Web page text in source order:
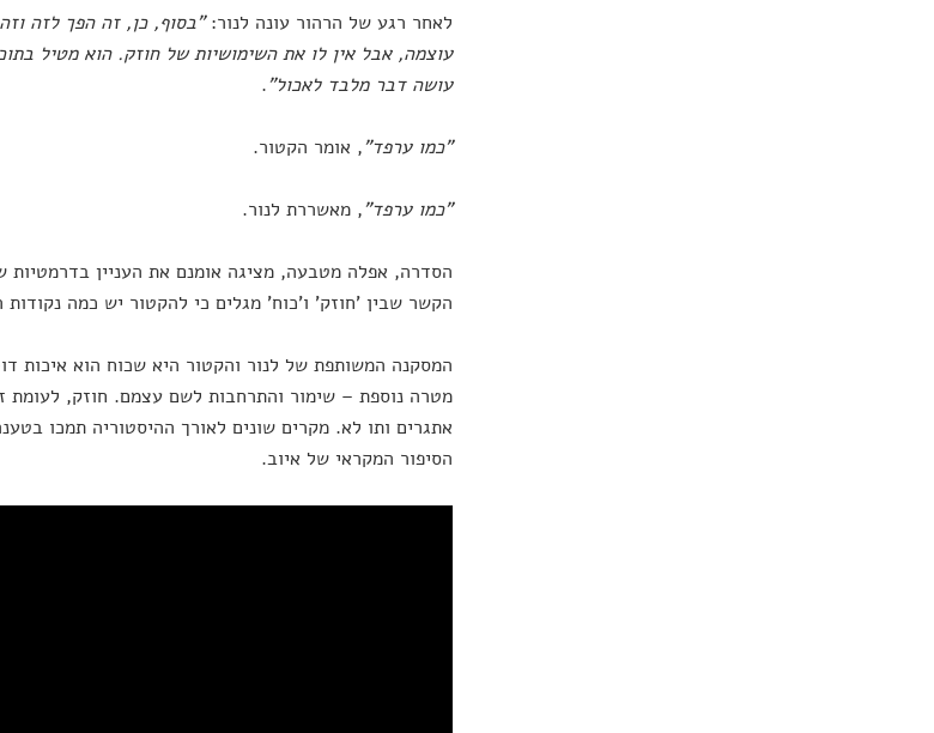
לאחר רגע של הרהור עונה לנור:"בסוף, כן, זה הפך לזה
עוצמה, אבל אין לו את השימושיות של חוזק. הוא מטיל
עושה דבר מלבד לאכול".
"כמו ערפד", אומר הקטור.
"כמו ערפד", מאשררת לנור.
הסדרה, אפלה מטבעה, מציגה אומנם את העניין
הקשר שבין 'חוזק' ו'כוח' מגלים כי להקטור יש כמה נקודות
המסקנה המשותפת של לנור והקטור היא שכוח הוא
מטרה נוספת – שימור והתרחבות לשם עצמם. חוזק, לעומת
אתגרים ותו לא. מקרים שונים לאורך ההיסטוריה תמכו
הסיפור המקראי של איוב.